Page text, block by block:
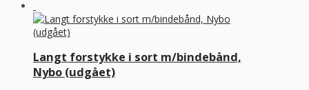
Langt forstykke i sort m/bindebånd,
Nybo (udgået)